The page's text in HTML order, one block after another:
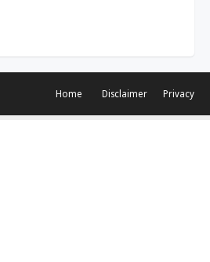
Home Disclaimer Privacy